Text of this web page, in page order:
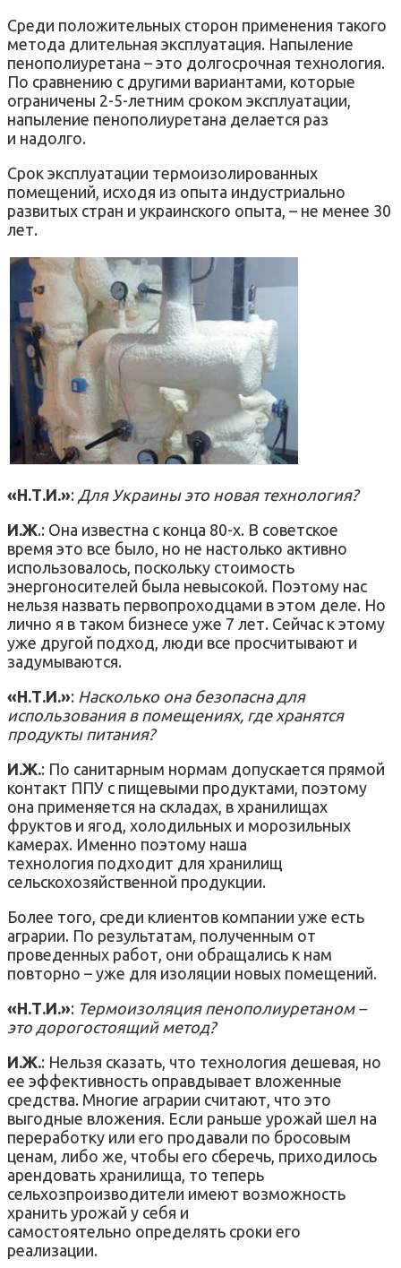
Среди положительных сторон применения такого
метода длительная эксплуатация. Напыление
пенополиуретана – это долгосрочная технология.
По сравнению с другими вариантами, которые
ограничены 2-5-летним сроком эксплуатации,
напыление пенополиуретана делается раз
и надолго.
Срок эксплуатации термоизолированных
помещений, исходя из опыта индустриально
развитых стран и украинского опыта, – не менее 30
лет.
«Н.Т.И.»: Для Украины это новая технология?
И.Ж.: Она известна с конца 80-х. В советское
время это все было, но не настолько активно
использовалось, поскольку стоимость
энергоносителей была невысокой. Поэтому нас
нельзя назвать первопроходцами в этом деле. Но
лично я в таком бизнесе уже 7 лет. Сейчас к этому
уже другой подход, люди все просчитывают и
задумываются.
«Н.Т.И.»: Насколько она безопасна для
использования в помещениях, где хранятся
продукты питания?
И.Ж.: По санитарным нормам допускается прямой
контакт ППУ с пищевыми продуктами, поэтому
она применяется на складах, в хранилищах
фруктов и ягод, холодильных и морозильных
камерах. Именно поэтому наша
технология подходит для хранилищ
сельскохозяйственной продукции.
Более того, среди клиентов компании уже есть
аграрии. По результатам, полученным от
проведенных работ, они обращались к нам
повторно – уже для изоляции новых помещений.
«Н.Т.И.»: Термоизоляция пенополиуретаном –
это дорогостоящий метод?
И.Ж.: Нельзя сказать, что технология дешевая, но
ее эффективность оправдывает вложенные
средства. Многие аграрии считают, что это
выгодные вложения. Если раньше урожай шел на
переработку или его продавали по бросовым
ценам, либо же, чтобы его сберечь, приходилось
арендовать хранилища, то теперь
сельхозпроизводители имеют возможность
хранить урожай у себя и
самостоятельно определять сроки его
реализации.